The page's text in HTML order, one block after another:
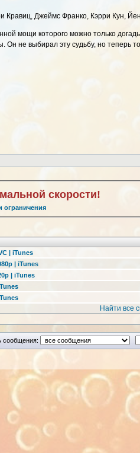
Кравиц, Джеймс Франко, Кэрри Кун,
мощи которого можно только
не выбирал эту судьбу, но теперь
скорости!
ограничения
| iTunes
| iTunes
| iTunes
Найти все
сообщения: